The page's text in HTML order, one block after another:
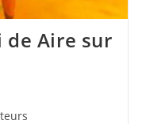
de Aire sur